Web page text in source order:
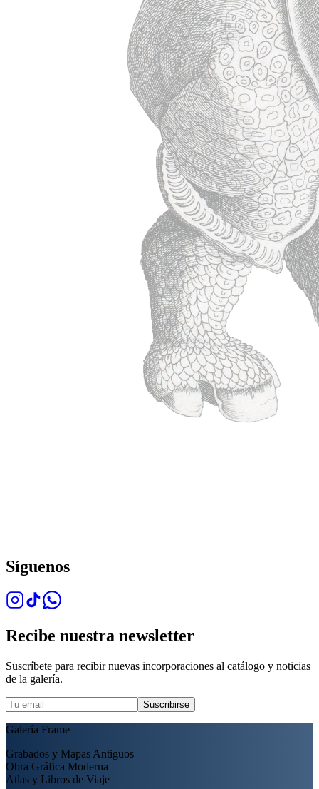
Síguenos
Recibe nuestra newsletter
Suscríbete para recibir nuevas incorporaciones al catálogo y noticias
de la galería.
Suscribirse
Galería Frame
Grabados y Mapas Antiguos
Obra Gráfica Moderna
Atlas y Libros de Viaje